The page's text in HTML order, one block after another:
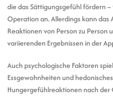
die das Sättigungsgefühl fördern –
Operation an. Allerdings kann das
Reaktionen von Person zu Person
variierenden Ergebnissen in der
Auch psychologische Faktoren
Essgewohnheiten und
Hungergefühlreaktionen nach